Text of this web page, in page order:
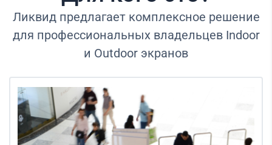
Ликвид предлагает комплексное решение
для профессиональных владельцев Indoor
и Outdoor экранов